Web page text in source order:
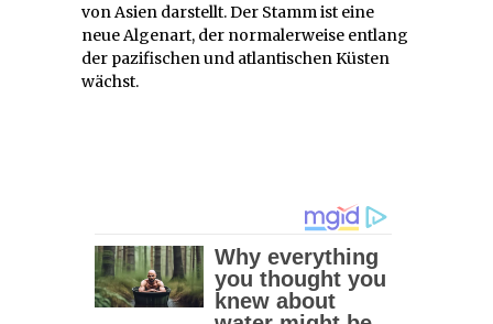
von Asien darstellt. Der Stamm ist eine
neue Algenart, der normalerweise entlang
der pazifischen und atlantischen Küsten
wächst.